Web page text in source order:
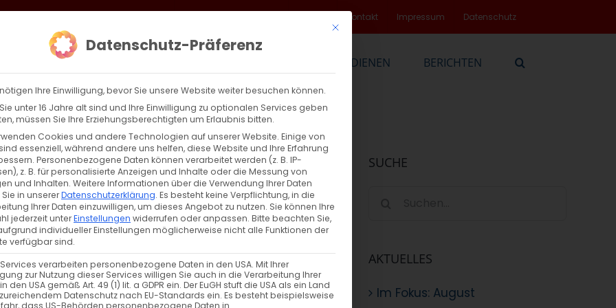
Kontakt Impressum Datenschutz
DIENEN BERICHTEN
Zurück Vor
SUCHE
AKTUELLES
Im Fokus: August
Mit diesem Button wird der Dialog geschlossen. Seine
Datenschutz-Präferenz
Ihre Einwilligung, bevor Sie unsere Website weiter besuchen können.
unter 16 Jahre alt sind und Ihre Einwilligung zu optionalen Services geben
müssen Sie Ihre Erziehungsberechtigten um Erlaubnis bitten.
Cookies und andere Technologien auf unserer Website. Einige von
essenziell, während andere uns helfen, diese Website und Ihre Erfahrung
Personenbezogene Daten können verarbeitet werden (z. B. IP-
z. B. für personalisierte Anzeigen und Inhalte oder die Messung von
und Inhalten. Weitere Informationen über die Verwendung Ihrer Daten
in unsererDatenschutzerklärung. Es besteht keine Verpflichtung, in die
Ihrer Daten einzuwilligen, um dieses Angebot zu nutzen. Sie können Ihre
jederzeit unterEinstellungen widerrufen oder anpassen. Bitte beachten Sie,
individueller Einstellungen möglicherweise nicht alle Funktionen der
verfügbar sind.
verarbeiten personenbezogene Daten in den USA. Mit Ihrer
zur Nutzung dieser Services willigen Sie auch in die Verarbeitung Ihrer
den USA gemäß Art. 49 (1) lit. a GDPR ein. Der EuGH stuft die USA als ein Land
Datenschutz nach EU-Standards ein. Es besteht beispielsweise
dass US-Behörden personenbezogene Daten in